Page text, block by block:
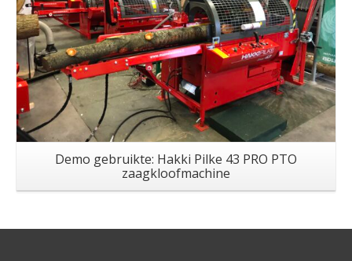
Demo gebruikte: Hakki Pilke 43 PRO PTO
zaagkloofmachine